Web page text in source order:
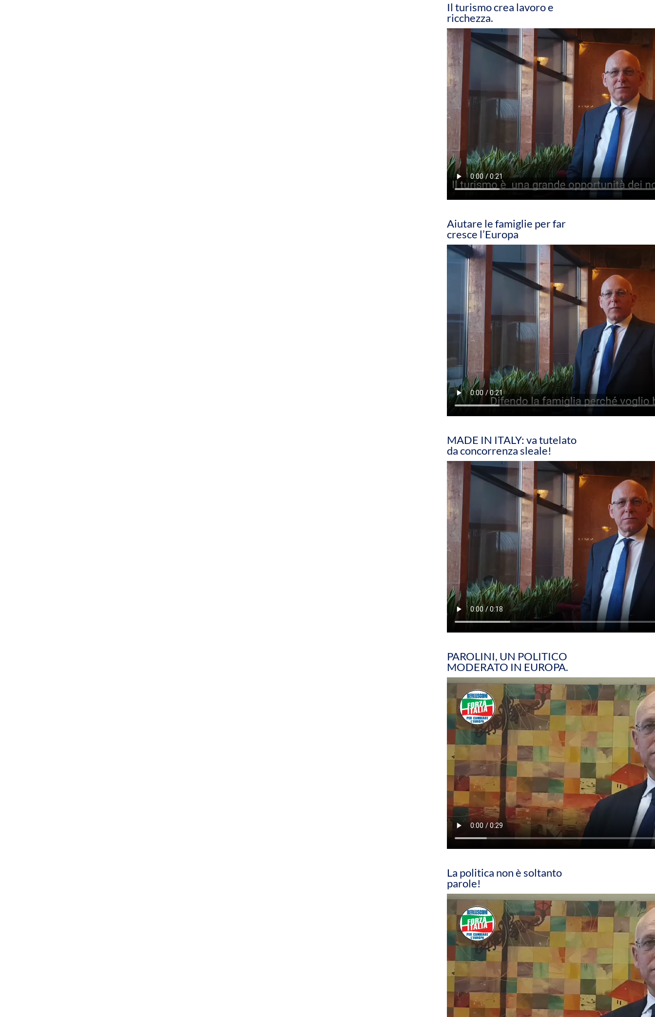
Il turismo crea lavoro e
ricchezza.
Aiutare le famiglie per far
cresce l’Europa
MADE IN ITALY: va tutelato
da concorrenza sleale!
PAROLINI, UN POLITICO
MODERATO IN EUROPA.
La politica non è soltanto
parole!